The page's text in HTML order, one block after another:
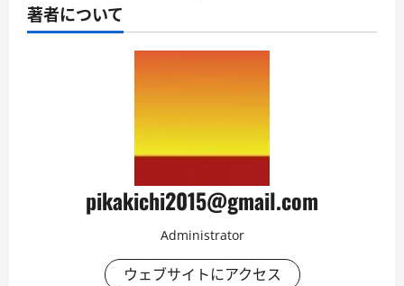
著者について
pikakichi2015@gmail.com
Administrator
ウェブサイトにアクセス